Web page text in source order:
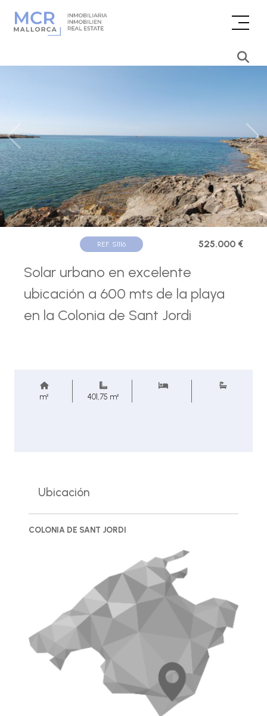
REF. S1116 525.000 €
Solar urbano en excelente
ubicación a 600 mts de la playa
en la Colonia de Sant Jordi
m² 401,75 m²
Ubicación
COLONIA DE SANT JORDI